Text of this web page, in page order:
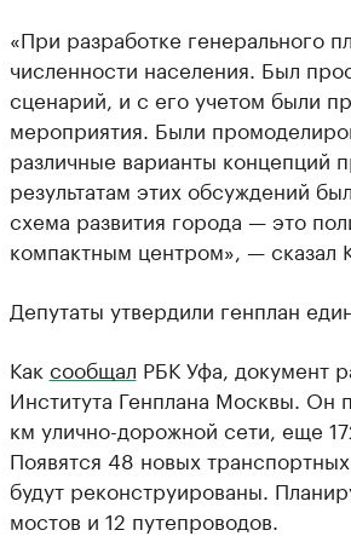
«При разработке генерального
численности населения. Был
сценарий, и с его учетом были
мероприятия. Были
различные варианты концепций
результатам этих обсуждений
схема развития города — это
компактным центром», — сказал
Депутаты утвердили генплан
Как сообщал РБК Уфа, документ
Института Генплана Москвы. Он
км улично-дорожной сети, еще
Появятся 48 новых
будут реконструированы.
мостов и 12 путепроводов.